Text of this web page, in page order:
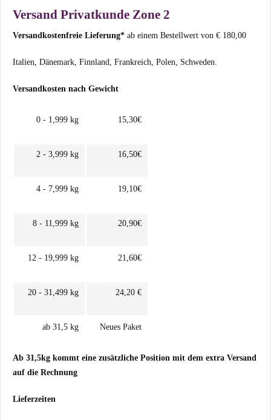
Versand Privatkunde Zone 2
Versandkostenfreie Lieferung* ab einem Bestellwert von € 180,00
Italien, Dänemark, Finnland, Frankreich, Polen, Schweden.
Versandkosten nach Gewicht
0 - 1,999 kg 15,30€
2 - 3,999 kg 16,50€
4 - 7,999 kg 19,10€
8 - 11,999 kg 20,90€
12 - 19,999 kg 21,60€
20 - 31,499 kg 24,20 €
ab 31,5 kg Neues Paket
Ab 31,5kg kommt eine zusätzliche Position mit dem extra Versand
auf die Rechnung
Lieferzeiten